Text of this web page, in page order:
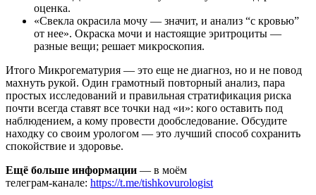
оценка.
«Свекла окрасила мочу — значит, и анализ “с кровью”
от нее». Окраска мочи и настоящие эритроциты —
разные вещи; решает микроскопия.
Итого Микрогематурия — это еще не диагноз, но и не повод
махнуть рукой. Один грамотный повторный анализ, пара
простых исследований и правильная стратификация риска
почти всегда ставят все точки над «и»: кого оставить под
наблюдением, а кому провести дообследование. Обсудите
находку со своим урологом — это лучший способ сохранить
спокойствие и здоровье.
Ещё больше информации — в моём
телеграм‑канале: https://t.me/tishkovurologist